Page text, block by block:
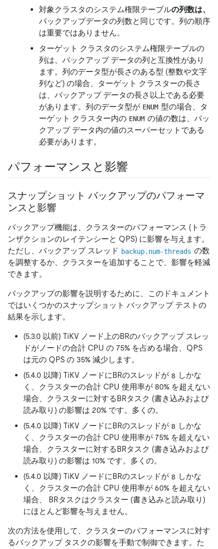
対象クラスタのシステム権限テーブルの列数は、
バックアップデータの列数と同じです。列の順序
は重要ではありません。
ターゲット クラスタのシステム権限テーブルの
列は、バックアップ データの列と互換性があり
ます。列のデータ型が長さのある型 (整数や文字
列など) の場合、ターゲット クラスターの長さ
は、バックアップ データの長さ以上である必要
があります。列のデータ型が ENUM 型の場合、タ
ーゲット クラスター内の ENUM の値の数は、バッ
クアップ データ内の値のスーパーセットである
必要があります。
パフォーマンスと影響
スナップショット バックアップのパフォーマ
ンスと影響
バックアップ機能は、クラスターのパフォーマンス (トラ
ンザクションのレイテンシーと QPS) に影響を与えます。
ただし、バックアップ スレッド backup.num-threads の数
を調整するか、クラスターを追加することで、影響を軽減
できます。
バックアップの影響を説明するために、このドキュメント
ではいくつかのスナップショット バックアップ テストの
結果を示します。
(5.3.0 以前) TiKV ノード上のBRのバックアップ スレッ
ドがノードの合計 CPU の 75% を占める場合、QPS
は元の QPS の 35% 減少します。
(5.4.0 以降) TiKV ノードにBRのスレッドが 8 しかな
く、クラスターの合計 CPU 使用率が 80% を超えない
場合、クラスターに対するBRタスク (書き込みおよび
読み取り) の影響は 20% です。多くの。
(5.4.0 以降) TiKV ノードにBRのスレッドが 8 しかな
く、クラスターの合計 CPU 使用率が 75% を超えない
場合、クラスターに対するBRタスク (書き込みおよび
読み取り) の影響は 10% です。多くの。
(5.4.0 以降) TiKV ノードにBRのスレッドが 8 しかな
く、クラスターの合計 CPU 使用率が 60% を超えない
場合、 BRタスクはクラスター (書き込みと読み取り)
にほとんど影響を与えません。
次の方法を使用して、クラスターのパフォーマンスに対す
るバックアップ タスクの影響を手動で制御できます。た